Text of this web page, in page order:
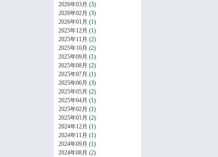
2026年03月 (3)
2026年02月 (3)
2026年01月 (1)
2025年12月 (1)
2025年11月 (2)
2025年10月 (2)
2025年09月 (1)
2025年08月 (2)
2025年07月 (1)
2025年06月 (3)
2025年05月 (2)
2025年04月 (1)
2025年02月 (1)
2025年01月 (2)
2024年12月 (1)
2024年11月 (1)
2024年09月 (1)
2024年08月 (2)